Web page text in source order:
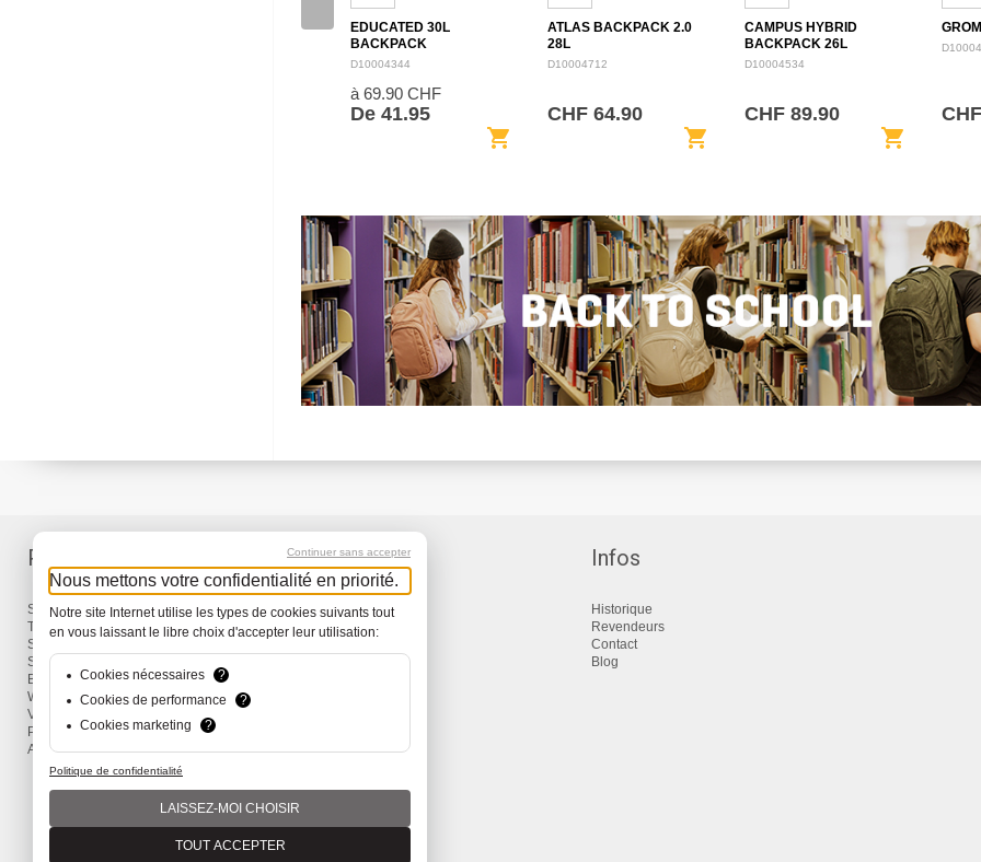
EDUCATED 30L
BACKPACK
D10004344
à 69.90 CHF
De 41.95
shopping_cart
ATLAS BACKPACK 2.0
28L
D10004712
CHF 64.90
shopping_cart
CAMPUS HYBRID
BACKPACK 26L
D10004534
CHF 89.90
shopping_cart
Produits
Sacs à dos et Sacs
Travel
Snow
Surf
Bike
Wind
Vêtements et Accessoires
Promotions
Actions
Services
Livraison
Garantie
Infos
Historique
Revendeurs
Contact
Blog
Continuer sans accepter
Nous mettons votre confidentialité en priorité.
Notre site Internet utilise les types de cookies suivants tout
en vous laissant le libre choix d'accepter leur utilisation:
Cookies nécessaires
?
Cookies de performance
?
Cookies marketing
?
Politique de confidentialité
LAISSEZ-MOI CHOISIR
TOUT ACCEPTER